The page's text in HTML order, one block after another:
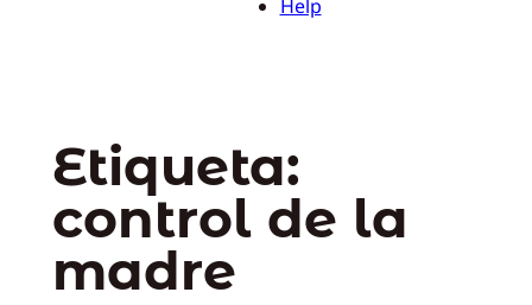
Help
Etiqueta:
control de la
madre